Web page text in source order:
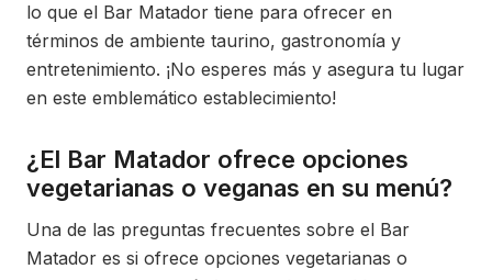
lo que el Bar Matador tiene para ofrecer en
términos de ambiente taurino, gastronomía y
entretenimiento. ¡No esperes más y asegura tu lugar
en este emblemático establecimiento!
¿El Bar Matador ofrece opciones
vegetarianas o veganas en su menú?
Una de las preguntas frecuentes sobre el Bar
Matador es si ofrece opciones vegetarianas o